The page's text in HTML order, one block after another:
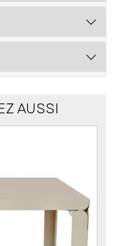
AUSSI